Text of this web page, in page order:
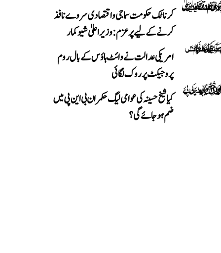
کرناٹک حکومت سماجی و اقتصادی سروے نافذ
کرنے کے لیے پرعزم: وزیر اعلیٰ شیوکمار
امریکی عدالت نے وائٹ ہاؤس کے بال روم
پروجیکٹ پر روک لگائی
کیا شیخ حسینہ کی عوامی لیگ حکمران بی این پی میں
ضم ہو جائے گی؟